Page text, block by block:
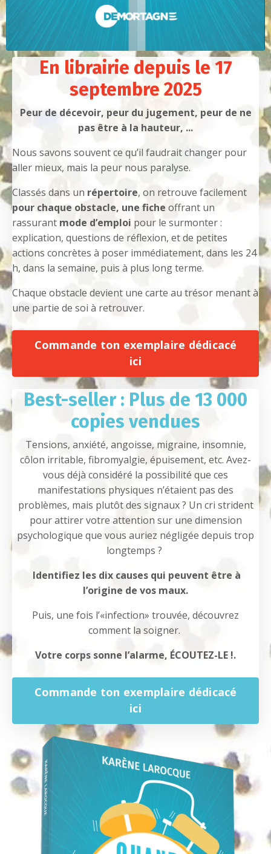
En librairie depuis le 17
septembre 2025
Peur de décevoir, peur du jugement, peur de ne
pas être à la hauteur, ...
Nous savons souvent ce qu’il faudrait changer pour
aller mieux, mais la peur nous paralyse.
Classés dans un répertoire, on retrouve facilement
pour chaque obstacle, une fiche offrant un
rassurant mode d’emploi pour le surmonter :
explication, questions de réflexion, et de petites
actions concrètes à poser immédiatement, dans les 24
h, dans la semaine, puis à plus long terme.
Chaque obstacle devient une carte au trésor menant à
une partie de soi à retrouver.
Commande ton exemplaire dédicacé
ici
Best-seller : Plus de 13 000
copies vendues
Tensions, anxiété, angoisse, migraine, insomnie,
côlon irritable, fibromyalgie, épuisement, etc. Avez-
vous déjà considéré la possibilité que ces
manifestations physiques n’étaient pas des
problèmes, mais plutôt des signaux ? Un cri strident
pour attirer votre attention sur une dimension
psychologique que vous auriez négligée depuis trop
longtemps ?
Identifiez les dix causes qui peuvent être à
l’origine de vos maux.
Puis, une fois l’«infection» trouvée, découvrez
comment la soigner.
Votre corps sonne l’alarme, ÉCOUTEZ-LE !.
Commande ton exemplaire dédicacé
ici